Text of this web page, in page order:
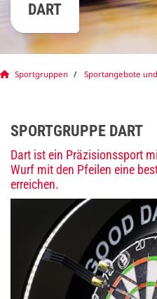
DART
Sportgruppen Sportangebote
SPORTGRUPPE DART
Dart ist ein Präzisionssport
Wurf mit den Pfeilen eine
erreichen.